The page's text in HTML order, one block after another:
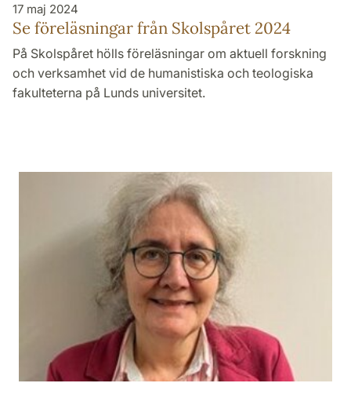
17 maj 2024
Se föreläsningar från Skolspåret 2024
På Skolspåret hölls föreläsningar om aktuell forskning
och verksamhet vid de humanistiska och teologiska
fakulteterna på Lunds universitet.